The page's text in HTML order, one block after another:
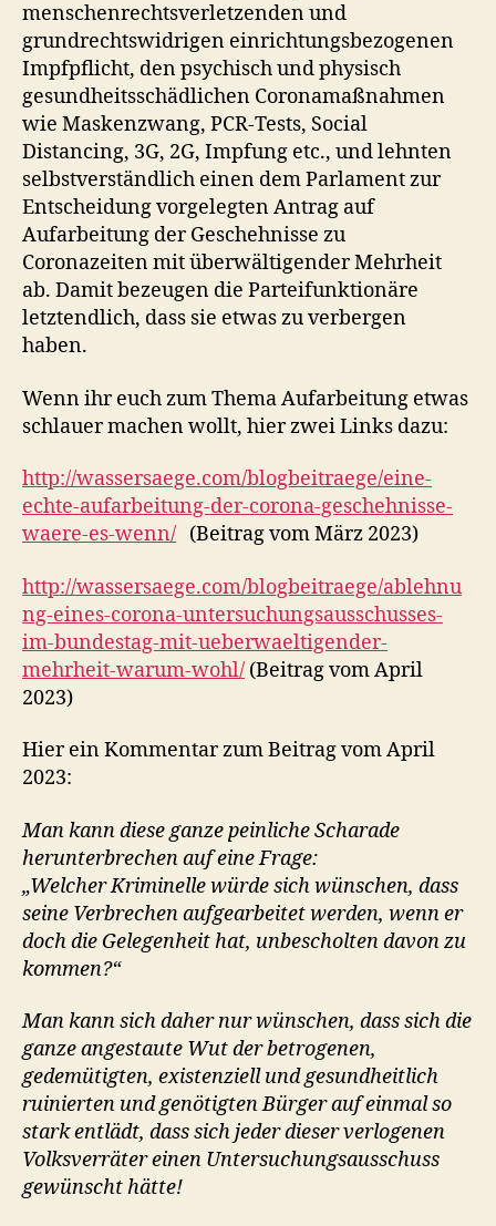
menschenrechtsverletzenden und
grundrechtswidrigen einrichtungsbezogenen
Impfpflicht, den psychisch und physisch
gesundheitsschädlichen Coronamaßnahmen
wie Maskenzwang, PCR-Tests, Social
Distancing, 3G, 2G, Impfung etc., und lehnten
selbstverständlich einen dem Parlament zur
Entscheidung vorgelegten Antrag auf
Aufarbeitung der Geschehnisse zu
Coronazeiten mit überwältigender Mehrheit
ab. Damit bezeugen die Parteifunktionäre
letztendlich, dass sie etwas zu verbergen
haben.
Wenn ihr euch zum Thema Aufarbeitung etwas
schlauer machen wollt, hier zwei Links dazu:
http://wassersaege.com/blogbeitraege/eine-
echte-aufarbeitung-der-corona-geschehnisse-
waere-es-wenn/ (Beitrag vom März 2023)
http://wassersaege.com/blogbeitraege/ablehnu
ng-eines-corona-untersuchungsausschusses-
im-bundestag-mit-ueberwaeltigender-
mehrheit-warum-wohl/ (Beitrag vom April
2023)
Hier ein Kommentar zum Beitrag vom April
2023:
Man kann diese ganze peinliche Scharade
herunterbrechen auf eine Frage:
„Welcher Kriminelle würde sich wünschen, dass
seine Verbrechen aufgearbeitet werden, wenn er
doch die Gelegenheit hat, unbescholten davon zu
kommen?“
Man kann sich daher nur wünschen, dass sich die
ganze angestaute Wut der betrogenen,
gedemütigten, existenziell und gesundheitlich
ruinierten und genötigten Bürger auf einmal so
stark entlädt, dass sich jeder dieser verlogenen
Volksverräter einen Untersuchungsausschuss
gewünscht hätte!